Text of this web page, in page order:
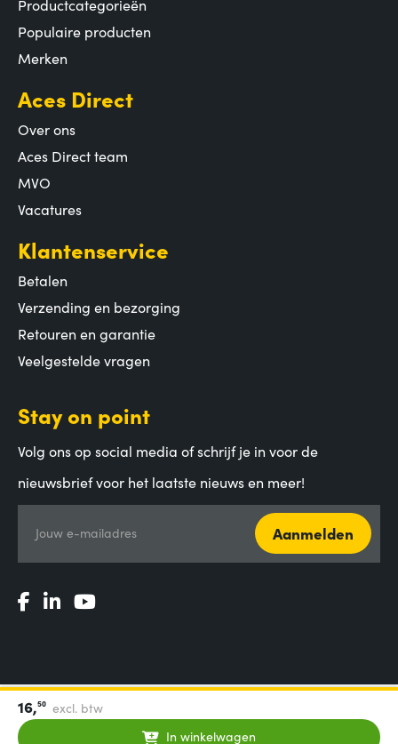
16,50 excl. btw
In winkelwagen
Productcategorieën
Populaire producten
Merken
Aces Direct
Over ons
Aces Direct team
MVO
Vacatures
Klantenservice
Betalen
Verzending en bezorging
Retouren en garantie
Veelgestelde vragen
Stay on point
Volg ons op social media of schrijf je in voor de
nieuwsbrief voor het laatste nieuws en meer!
Jouw e-mailadres Aanmelden
Algemene voorwaarden
Vulnerability Disclosure